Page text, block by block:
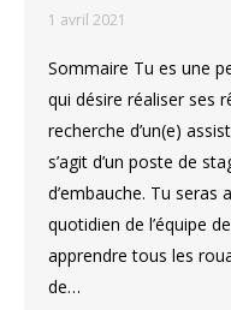
1 avril 2021
Sommaire Tu es une
qui désire réaliser ses
recherche d’un(e)
s’agit d’un poste de
d’embauche. Tu seras
quotidien de l’équipe
apprendre tous les
de…